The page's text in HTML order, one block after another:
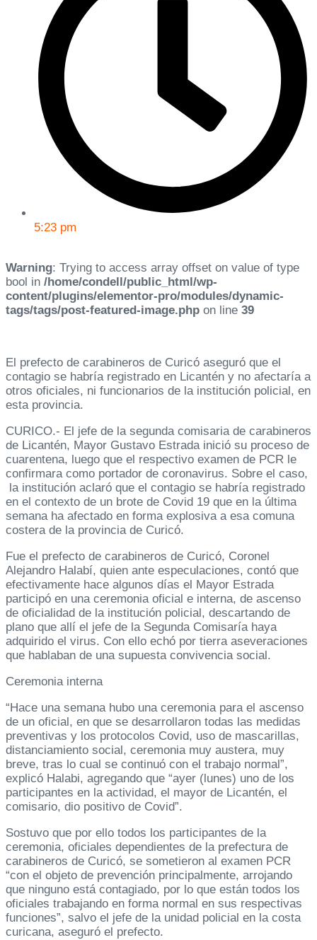
5:23 pm
Warning: Trying to access array offset on value of type
bool in /home/condell/public_html/wp-
content/plugins/elementor-pro/modules/dynamic-
tags/tags/post-featured-image.php on line 39
El prefecto de carabineros de Curicó aseguró que el
contagio se habría registrado en Licantén y no afectaría a
otros oficiales, ni funcionarios de la institución policial, en
esta provincia.
CURICO.- El jefe de la segunda comisaria de carabineros
de Licantén, Mayor Gustavo Estrada inició su proceso de
cuarentena, luego que el respectivo examen de PCR le
confirmara como portador de coronavirus. Sobre el caso,
la institución aclaró que el contagio se habría registrado
en el contexto de un brote de Covid 19 que en la última
semana ha afectado en forma explosiva a esa comuna
costera de la provincia de Curicó.
Fue el prefecto de carabineros de Curicó, Coronel
Alejandro Halabí, quien ante especulaciones, contó que
efectivamente hace algunos días el Mayor Estrada
participó en una ceremonia oficial e interna, de ascenso
de oficialidad de la institución policial, descartando de
plano que allí el jefe de la Segunda Comisaría haya
adquirido el virus. Con ello echó por tierra aseveraciones
que hablaban de una supuesta convivencia social.
Ceremonia interna
“Hace una semana hubo una ceremonia para el ascenso
de un oficial, en que se desarrollaron todas las medidas
preventivas y los protocolos Covid, uso de mascarillas,
distanciamiento social, ceremonia muy austera, muy
breve, tras lo cual se continuó con el trabajo normal”,
explicó Halabi, agregando que “ayer (lunes) uno de los
participantes en la actividad, el mayor de Licantén, el
comisario, dio positivo de Covid”.
Sostuvo que por ello todos los participantes de la
ceremonia, oficiales dependientes de la prefectura de
carabineros de Curicó, se sometieron al examen PCR
“con el objeto de prevención principalmente, arrojando
que ninguno está contagiado, por lo que están todos los
oficiales trabajando en forma normal en sus respectivas
funciones”, salvo el jefe de la unidad policial en la costa
curicana, aseguró el prefecto.